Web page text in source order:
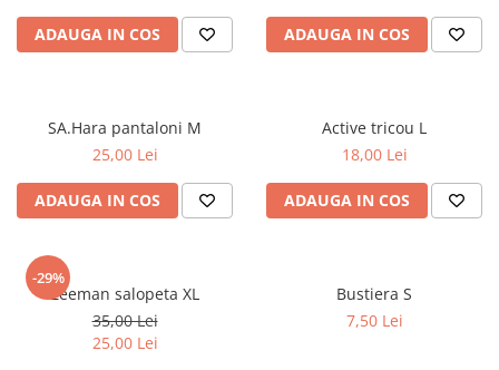
ADAUGA IN COS ADAUGA IN COS
SA.Hara pantaloni M
25,00 Lei
ADAUGA IN COS
Active tricou L
18,00 Lei
ADAUGA IN COS
-29%
Zeeman salopeta XL
35,00 Lei
25,00 Lei
Bustiera S
7,50 Lei